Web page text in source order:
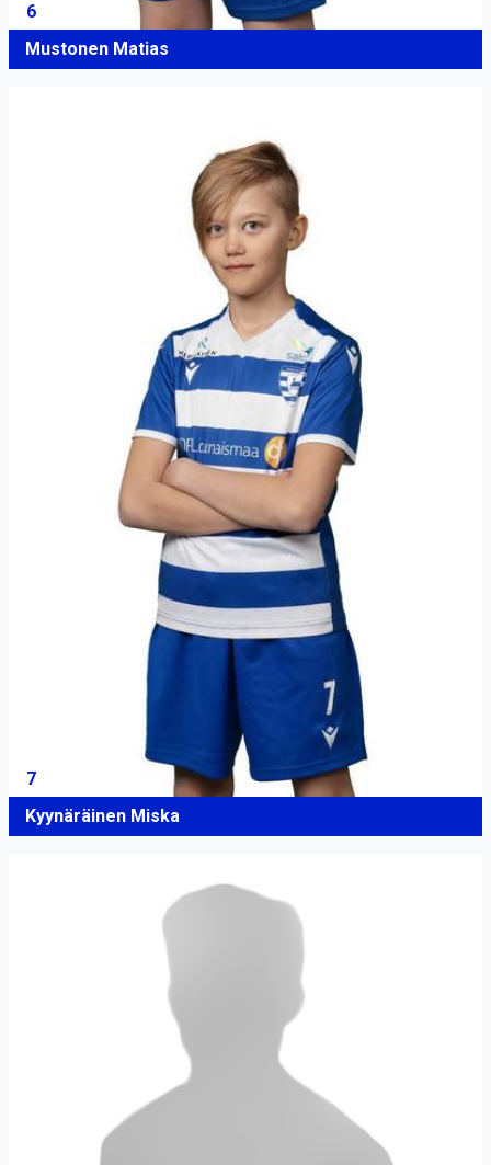
6
Mustonen Matias
7
Kyynäräinen Miska